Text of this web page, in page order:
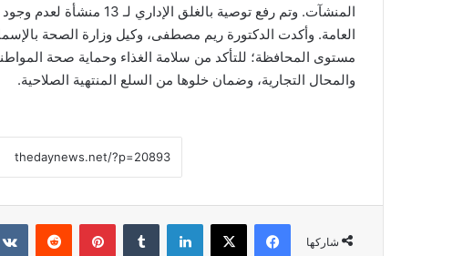
المنشآت. وتم رفع توصية
العامة. وأكدت الدكتورة ريم مصطفى، وكيل وزارة الصحة
مستوى المحافظة؛ للتأكد من سلامة الغذاء وحماية صحة
والمحال التجارية، وضمان خلوها من السلع المنتهية الصلاحية.
شاركها
فيسبوك ‫X لينكدإن بينتيريست